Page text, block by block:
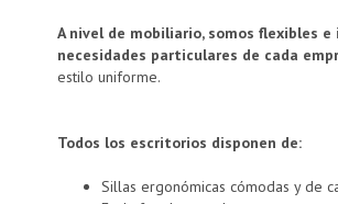
A nivel de mobiliario, somos flexibles
necesidades particulares de cada
estilo uniforme.
Todos los escritorios disponen de:
Sillas ergonómicas cómodas y de